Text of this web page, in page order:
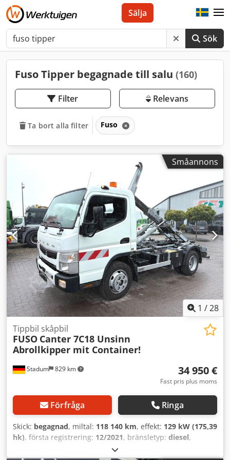
Sök
Sälja
Fuso Tipper begagnade till salu (160)
Filter Relevans
Ta bort alla filter Fuso
Småannons
1 /28
Stadum 829 km
Tippbil skåpbil
FUSO Canter 7C18 Unsinn
Abrollkipper mit Container!
34 950 €
Fast pris plus moms
Förfråga Ringa
Skick: begagnad, miltal: 118 140 km, effekt: 129 kW (175,39
hk), första registrering: 12/2021, bränsletyp: diesel,
, växeltyp: